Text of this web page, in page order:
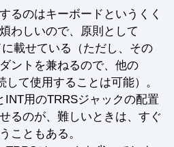
るのはキーボードというくく
わしいので、原則として
載せている（ただし、その
ントを兼ねるので、他の
して使用することは可能）。
INT用のTRRSジャックの配置
るのが、難しいときは、すぐ
こともある。